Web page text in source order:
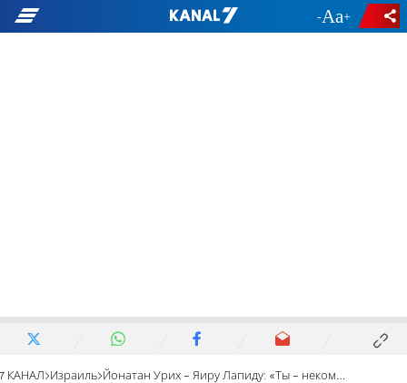
- +
7 КАНАЛ Израиль Йонатан Урих - Яиру Лапиду: «Ты - некомпетентен»